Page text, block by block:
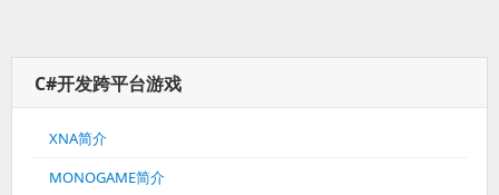
C#开发跨平台游戏
XNA简介
MONOGAME简介